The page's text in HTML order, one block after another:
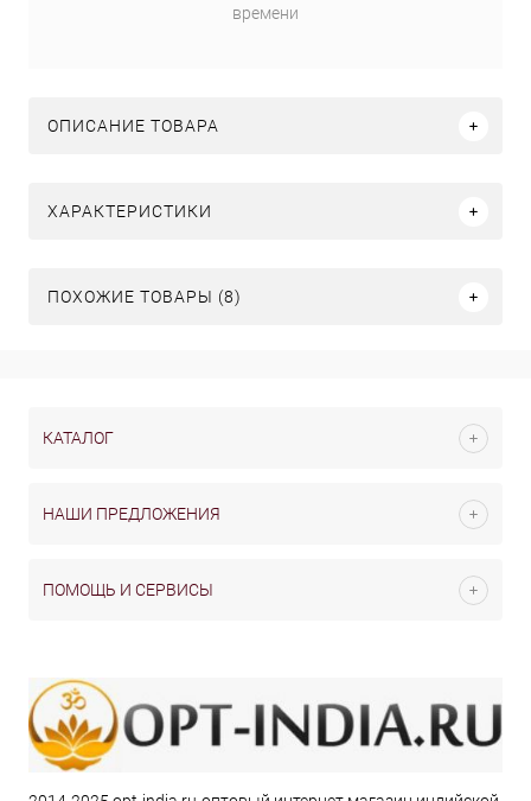
времени
ОПИСАНИЕ ТОВАРА
ХАРАКТЕРИСТИКИ
ПОХОЖИЕ ТОВАРЫ (8)
КАТАЛОГ
НАШИ ПРЕДЛОЖЕНИЯ
ПОМОЩЬ И СЕРВИСЫ